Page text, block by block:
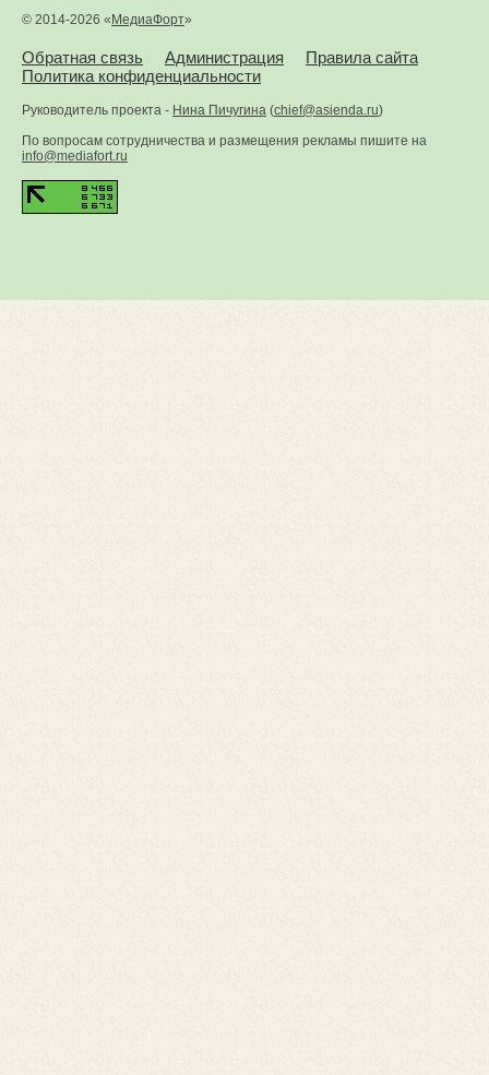
© 2014-2026 «МедиаФорт»
Обратная связь Администрация
Правила сайта
Политика конфиденциальности
Руководитель проекта - Нина Пичугина (chief@asienda.ru)
По вопросам сотрудничества и размещения рекламы пишите на
info@mediafort.ru